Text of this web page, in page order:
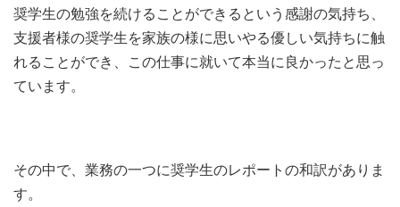
奨学生の勉強を続けることができるという感謝の気持ち、
支援者様の奨学生を家族の様に思いやる優しい気持ちに触
れることができ、この仕事に就いて本当に良かったと思っ
ています。
その中で、業務の一つに奨学生のレポートの和訳がありま
す。